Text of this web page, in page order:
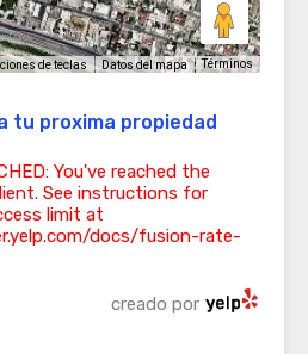
de teclas Datos del mapa Términos
tu proxima propiedad
You've reached the
See instructions for
limit at
docs/fusion-rate-
creado por